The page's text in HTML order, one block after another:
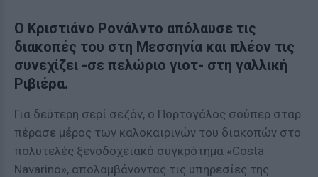
Ο Κριστιάνο Ρονάλντο απόλαυσε τις
διακοπές του στη Μεσσηνία και πλέον τις
συνεχίζει -σε πελώριο γιοτ- στη γαλλική
Ριβιέρα.
Για δεύτερη σερί σεζόν, ο Πορτογάλος σούπερ σταρ
πέρασε μέρος των καλοκαιρινών του διακοπών στο
πολυτελές ξενοδοχειακό συγκρότημα «Costa
Navarino», απολαμβάνοντας τις υπηρεσίες της